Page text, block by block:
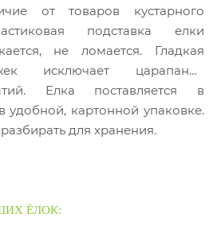
от товаров кустарного
подставка елки
не ломается. Гладкая
исключает царапание
Елка поставляется в
удобной, картонной упаковке.
для хранения.
ЁЛОК: